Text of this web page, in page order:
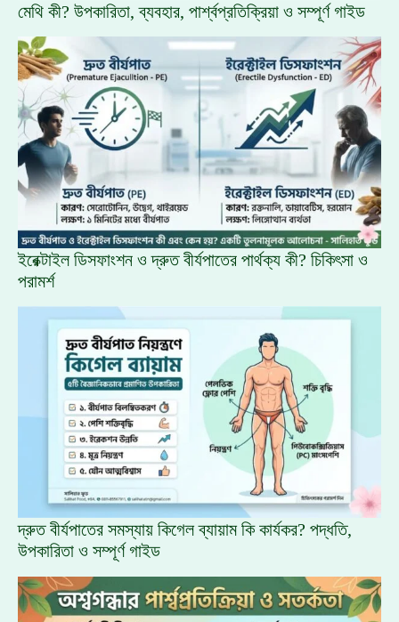
মেথি কী? উপকারিতা, ব্যবহার, পার্শ্বপ্রতিক্রিয়া ও সম্পূর্ণ গাইড
ইরেক্টাইল ডিসফাংশন ও দ্রুত বীর্যপাতের পার্থক্য কী? চিকিৎসা ও
পরামর্শ
দ্রুত বীর্যপাতের সমস্যায় কিগেল ব্যায়াম কি কার্যকর? পদ্ধতি,
উপকারিতা ও সম্পূর্ণ গাইড